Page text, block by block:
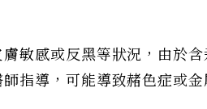
敏感或反黑等狀況，由於
指導，可能導致赭色症或